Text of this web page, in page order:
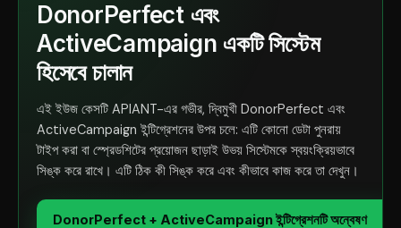
DonorPerfect এবং
ActiveCampaign একটি সিস্টেম
হিসেবে চালান
এই ইউজ কেসটি APIANT-এর গভীর, দ্বিমুখী DonorPerfect এবং
ActiveCampaign ইন্টিগ্রেশনের উপর চলে: এটি কোনো ডেটা পুনরায়
টাইপ করা বা স্প্রেডশিটের প্রয়োজন ছাড়াই উভয় সিস্টেমকে স্বয়ংক্রিয়ভাবে
সিঙ্ক করে রাখে। এটি ঠিক কী সিঙ্ক করে এবং কীভাবে কাজ করে তা দেখুন।
DonorPerfect + ActiveCampaign ইন্টিগ্রেশনটি অন্বেষণ